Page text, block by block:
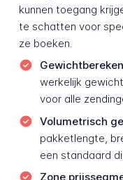
kunnen toegang
te schatten voor
ze boeken.
werkelijk
voor alle
Volumetrisch
pakketlengte,
een standaard
Zone